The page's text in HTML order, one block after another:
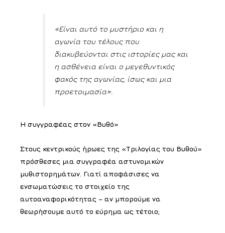
«Είναι αυτό το μυστήριο και η
αγωνία του τέλους που
διακυβεύονται στις ιστορίες μας και
η ασθένεια είναι ο μεγεθυντικός
φακός της αγωνίας, ίσως και μια
προετοιμασία».
Η συγγραφέας στον «Βυθό»
Στους κεντρικούς ήρωες της «Τριλογίας του Βυθού»
πρόσθεσες μια συγγραφέα αστυνομικών
μυθιστορημάτων. Γιατί αποφάσισες να
ενσωματώσεις το στοιχείο της
αυτοαναφορικότητας – αν μπορούμε να
θεωρήσουμε αυτό το εύρημα ως τέτοιο;